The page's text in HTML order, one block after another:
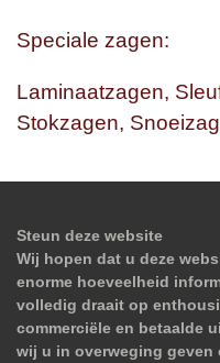
Speciale zagen:
Laminaatzagen,
Stokzagen,
Steun deze website
Wij hopen dat u deze
enorme hoeveelheid
volledig draait op
commerciële en betaalde
wij u in overweging geven